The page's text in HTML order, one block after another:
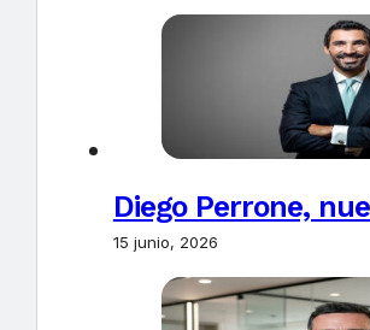
Diego Perrone,
15 junio, 2026